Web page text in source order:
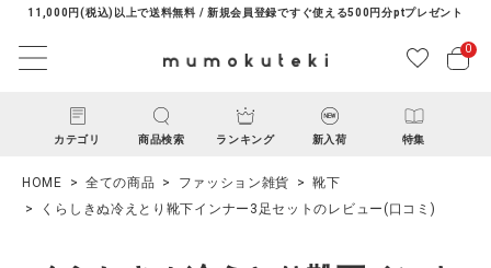
11,000円(税込)以上で送料無料 / 新規会員登録ですぐ使える500円分ptプレゼント
0
カテゴリ 商品検索 ランキング 新入荷 特集
HOME 全ての商品 ファッション雑貨
靴下
くらしきぬ冷えとり靴下インナー3足セットのレビュー(口コミ)